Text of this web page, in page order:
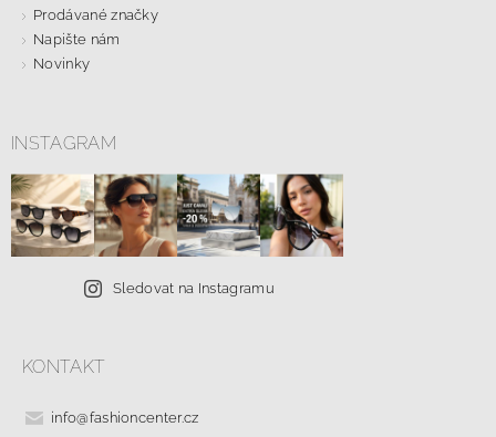
Prodávané značky
Napište nám
Novinky
INSTAGRAM
Sledovat na Instagramu
KONTAKT
info@fashioncenter.cz